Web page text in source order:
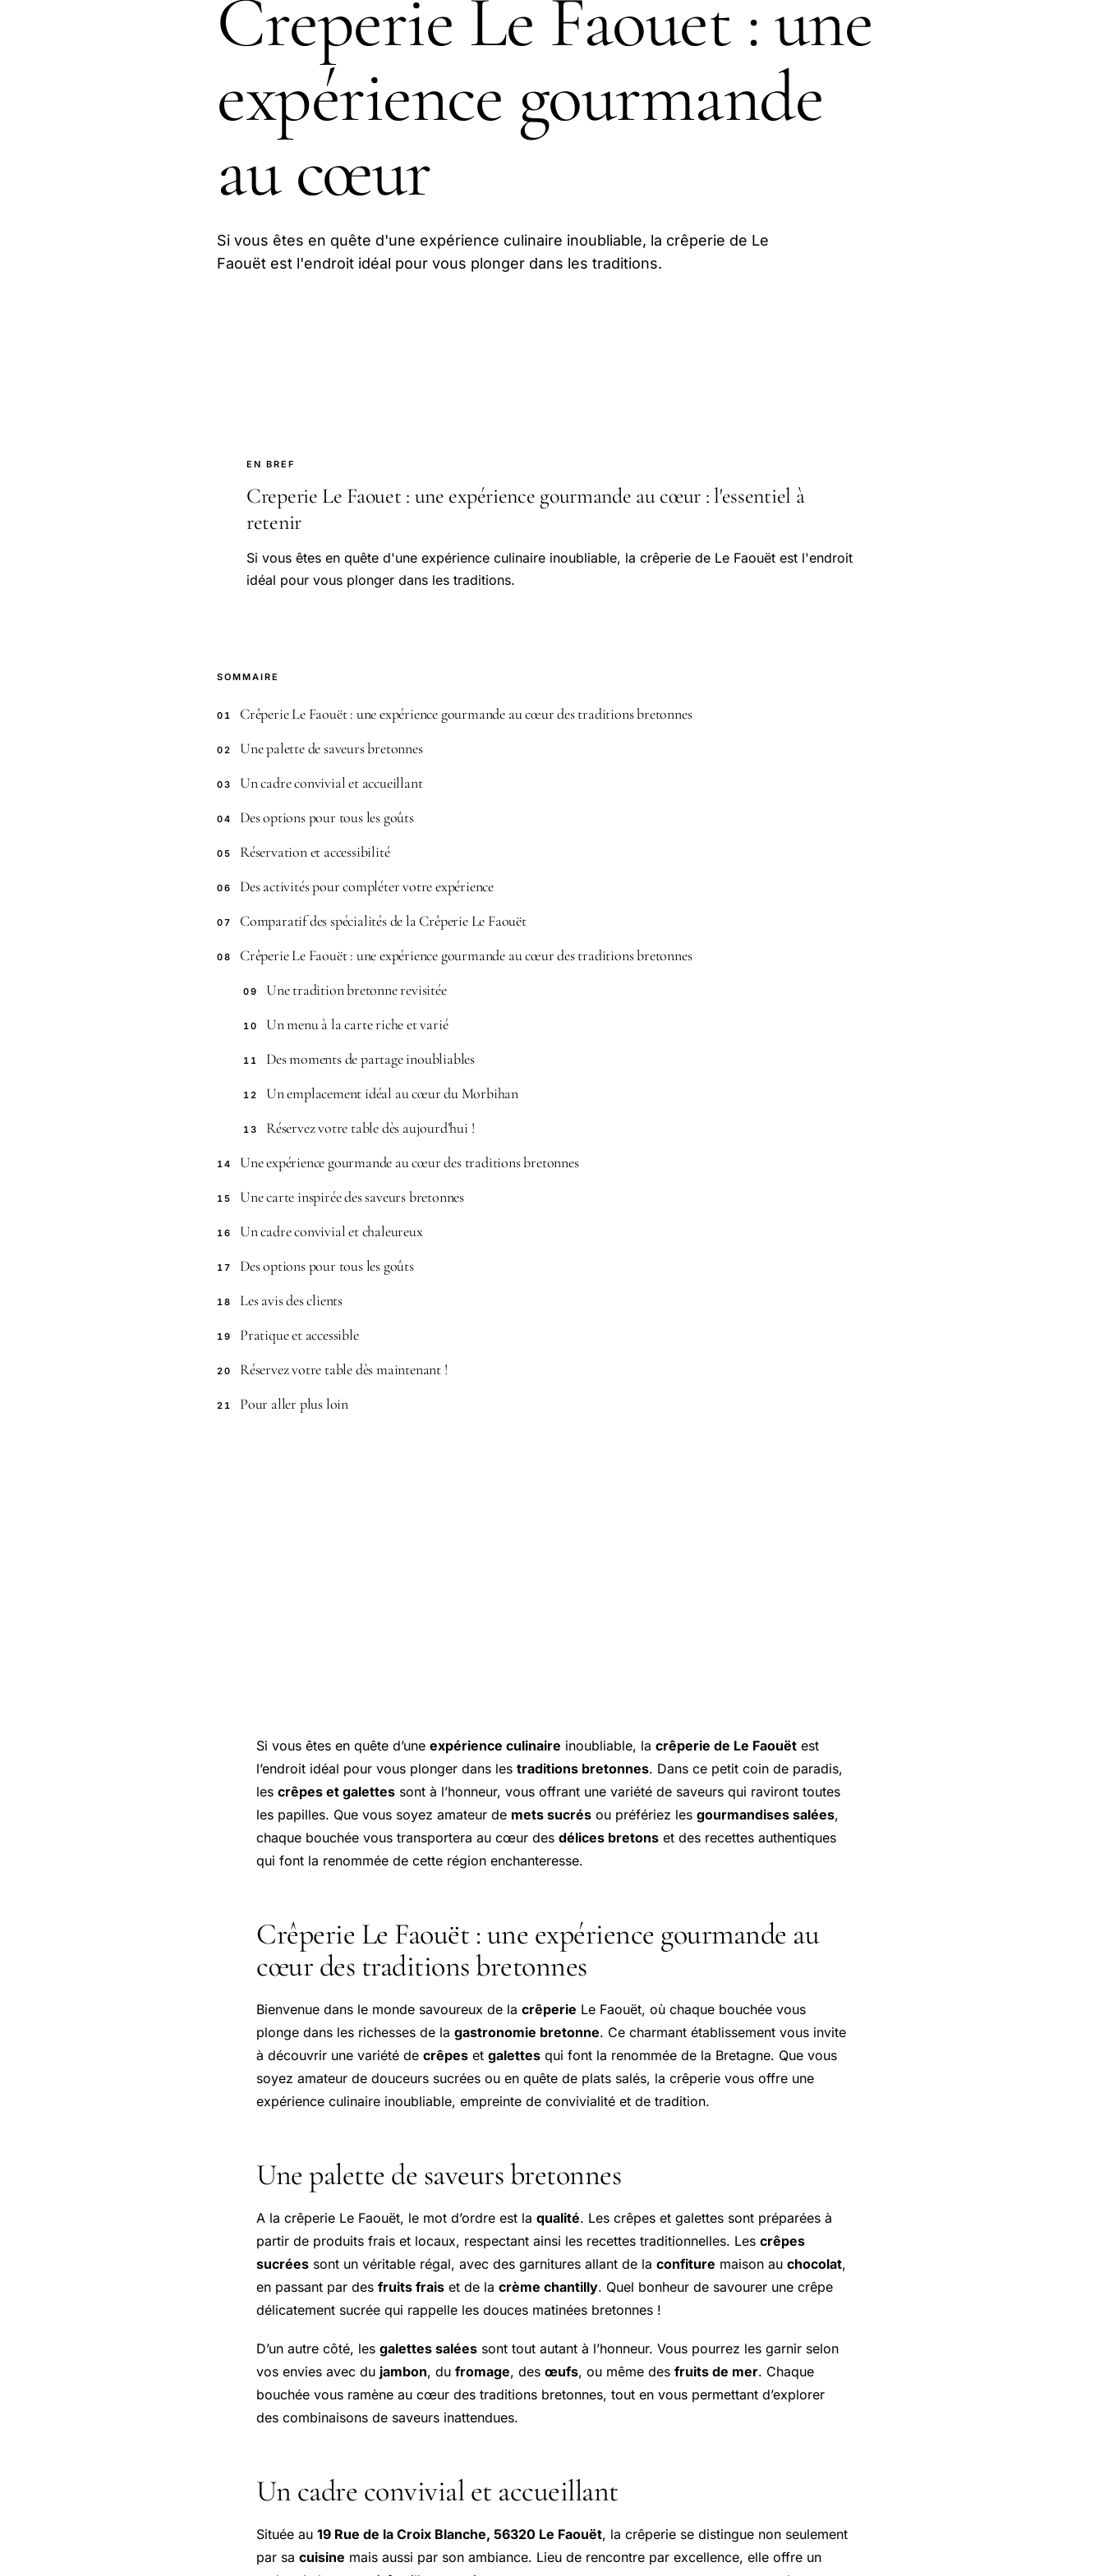
Creperie Le Faouet : une
expérience gourmande
au cœur
Si vous êtes en quête d'une expérience culinaire inoubliable, la crêperie de Le
Faouët est l'endroit idéal pour vous plonger dans les traditions.
EN BREF
Creperie Le Faouet : une expérience gourmande au cœur : l'essentiel à
retenir
Si vous êtes en quête d'une expérience culinaire inoubliable, la crêperie de Le Faouët est l'endroit
idéal pour vous plonger dans les traditions.
SOMMAIRE
01 Crêperie Le Faouët : une expérience gourmande au cœur des traditions bretonnes
02 Une palette de saveurs bretonnes
03 Un cadre convivial et accueillant
04 Des options pour tous les goûts
05 Réservation et accessibilité
06 Des activités pour compléter votre expérience
07 Comparatif des spécialités de la Crêperie Le Faouët
08 Crêperie Le Faouët : une expérience gourmande au cœur des traditions bretonnes
09 Une tradition bretonne revisitée
10 Un menu à la carte riche et varié
11 Des moments de partage inoubliables
12 Un emplacement idéal au cœur du Morbihan
13 Réservez votre table dès aujourd’hui !
14 Une expérience gourmande au cœur des traditions bretonnes
15 Une carte inspirée des saveurs bretonnes
16 Un cadre convivial et chaleureux
17 Des options pour tous les goûts
18 Les avis des clients
19 Pratique et accessible
20 Réservez votre table dès maintenant !
21 Pour aller plus loin
Si vous êtes en quête d’une expérience culinaire inoubliable, la crêperie de Le Faouët est
l’endroit idéal pour vous plonger dans les traditions bretonnes. Dans ce petit coin de paradis,
les crêpes et galettes sont à l’honneur, vous offrant une variété de saveurs qui raviront toutes
les papilles. Que vous soyez amateur de mets sucrés ou préfériez les gourmandises salées,
chaque bouchée vous transportera au cœur des délices bretons et des recettes authentiques
qui font la renommée de cette région enchanteresse.
Crêperie Le Faouët : une expérience gourmande au
cœur des traditions bretonnes
Bienvenue dans le monde savoureux de la crêperie Le Faouët, où chaque bouchée vous
plonge dans les richesses de la gastronomie bretonne. Ce charmant établissement vous invite
à découvrir une variété de crêpes et galettes qui font la renommée de la Bretagne. Que vous
soyez amateur de douceurs sucrées ou en quête de plats salés, la crêperie vous offre une
expérience culinaire inoubliable, empreinte de convivialité et de tradition.
Une palette de saveurs bretonnes
A la crêperie Le Faouët, le mot d’ordre est la qualité. Les crêpes et galettes sont préparées à
partir de produits frais et locaux, respectant ainsi les recettes traditionnelles. Les crêpes
sucrées sont un véritable régal, avec des garnitures allant de la confiture maison au chocolat,
en passant par des fruits frais et de la crème chantilly. Quel bonheur de savourer une crêpe
délicatement sucrée qui rappelle les douces matinées bretonnes !
D’un autre côté, les galettes salées sont tout autant à l’honneur. Vous pourrez les garnir selon
vos envies avec du jambon, du fromage, des œufs, ou même des fruits de mer. Chaque
bouchée vous ramène au cœur des traditions bretonnes, tout en vous permettant d’explorer
des combinaisons de saveurs inattendues.
Un cadre convivial et accueillant
Située au 19 Rue de la Croix Blanche, 56320 Le Faouët, la crêperie se distingue non seulement
par sa cuisine mais aussi par son ambiance. Lieu de rencontre par excellence, elle offre un